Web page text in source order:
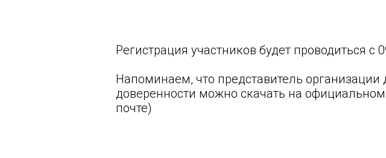
Регистрация участников будет проводиться с
Напоминаем, что представитель
доверенности можно скачать на
почте)